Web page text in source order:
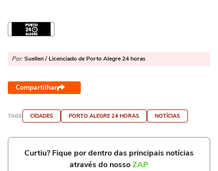
Por: Suellen / Licenciado de Porto Alegre 24 horas
Compartilhar
TAGS CIDADES PORTO ALEGRE 24 HORAS NOTÍCIAS
Curtiu? Fique por dentro das principais notícias
através do nossoZAP